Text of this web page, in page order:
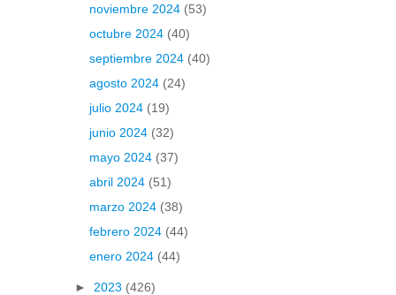
noviembre 2024 (53)
octubre 2024 (40)
septiembre 2024 (40)
agosto 2024 (24)
julio 2024 (19)
junio 2024 (32)
mayo 2024 (37)
abril 2024 (51)
marzo 2024 (38)
febrero 2024 (44)
enero 2024 (44)
► 2023 (426)